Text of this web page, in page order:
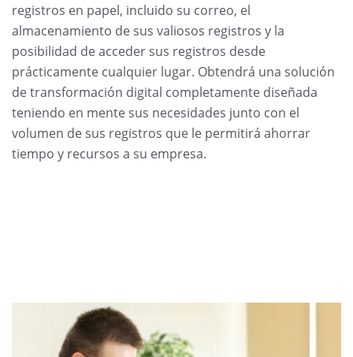
registros en papel, incluido su correo, el
almacenamiento de sus valiosos registros y la
posibilidad de acceder sus registros desde
prácticamente cualquier lugar. Obtendrá una solución
de transformación digital completamente diseñada
teniendo en mente sus necesidades junto con el
volumen de sus registros que le permitirá ahorrar
tiempo y recursos a su empresa.